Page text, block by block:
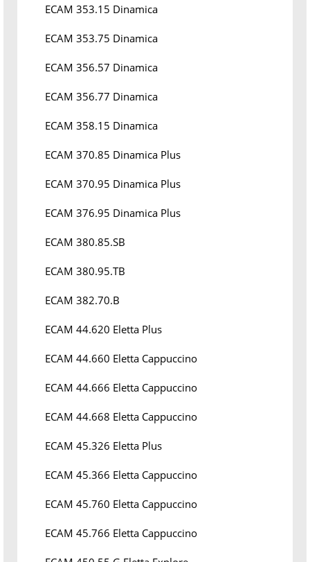
ECAM 353.15 Dinamica
ECAM 353.75 Dinamica
ECAM 356.57 Dinamica
ECAM 356.77 Dinamica
ECAM 358.15 Dinamica
ECAM 370.85 Dinamica Plus
ECAM 370.95 Dinamica Plus
ECAM 376.95 Dinamica Plus
ECAM 380.85.SB
ECAM 380.95.TB
ECAM 382.70.B
ECAM 44.620 Eletta Plus
ECAM 44.660 Eletta Cappuccino
ECAM 44.666 Eletta Cappuccino
ECAM 44.668 Eletta Cappuccino
ECAM 45.326 Eletta Plus
ECAM 45.366 Eletta Cappuccino
ECAM 45.760 Eletta Cappuccino
ECAM 45.766 Eletta Cappuccino